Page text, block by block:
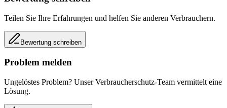
Teilen Sie Ihre Erfahrungen und helfen Sie anderen Verbrauchern.
Bewertung schreiben
Problem melden
Ungelöstes Problem? Unser Verbraucherschutz-Team vermittelt eine
Lösung.